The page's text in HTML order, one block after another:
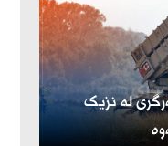
لە نزیک